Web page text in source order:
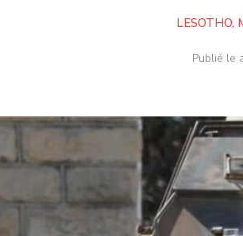
LESOTHO,
Publié le